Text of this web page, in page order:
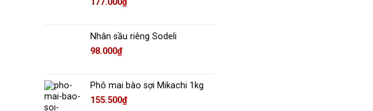
177.000₫
Nhân sầu riêng Sodeli
98.000₫
Phô mai bào sợi Mikachi 1kg
155.500₫